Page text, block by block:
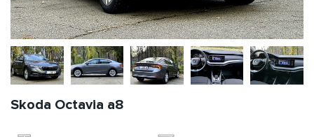
Skoda Octavia a8